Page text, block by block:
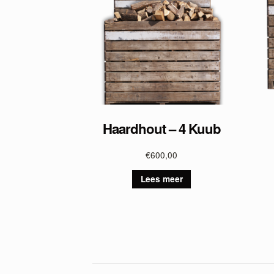
Haardhout – 4 Kuub
€600,00
Lees meer